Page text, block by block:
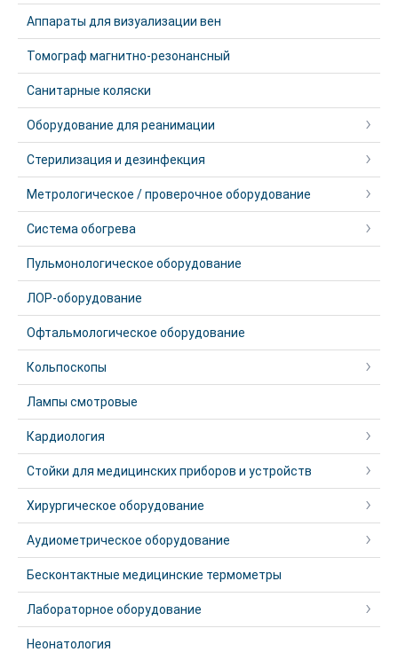
Аппараты для визуализации вен
Томограф магнитно-резонансный
Санитарные коляски
Оборудование для реанимации
Стерилизация и дезинфекция
Метрологическое / проверочное оборудование
Система обогрева
Пульмонологическое оборудование
ЛОР-оборудование
Офтальмологическое оборудование
Кольпоскопы
Лампы смотровые
Кардиология
Стойки для медицинских приборов и устройств
Хирургическое оборудование
Аудиометрическое оборудование
Бесконтактные медицинские термометры
Лабораторное оборудование
Неонатология